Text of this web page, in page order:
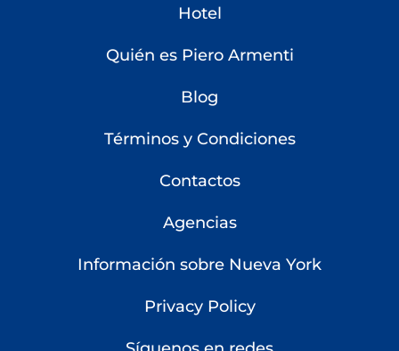
Hotel
Quién es Piero Armenti
Blog
Términos y Condiciones
Contactos
Agencias
Información sobre Nueva York
Privacy Policy